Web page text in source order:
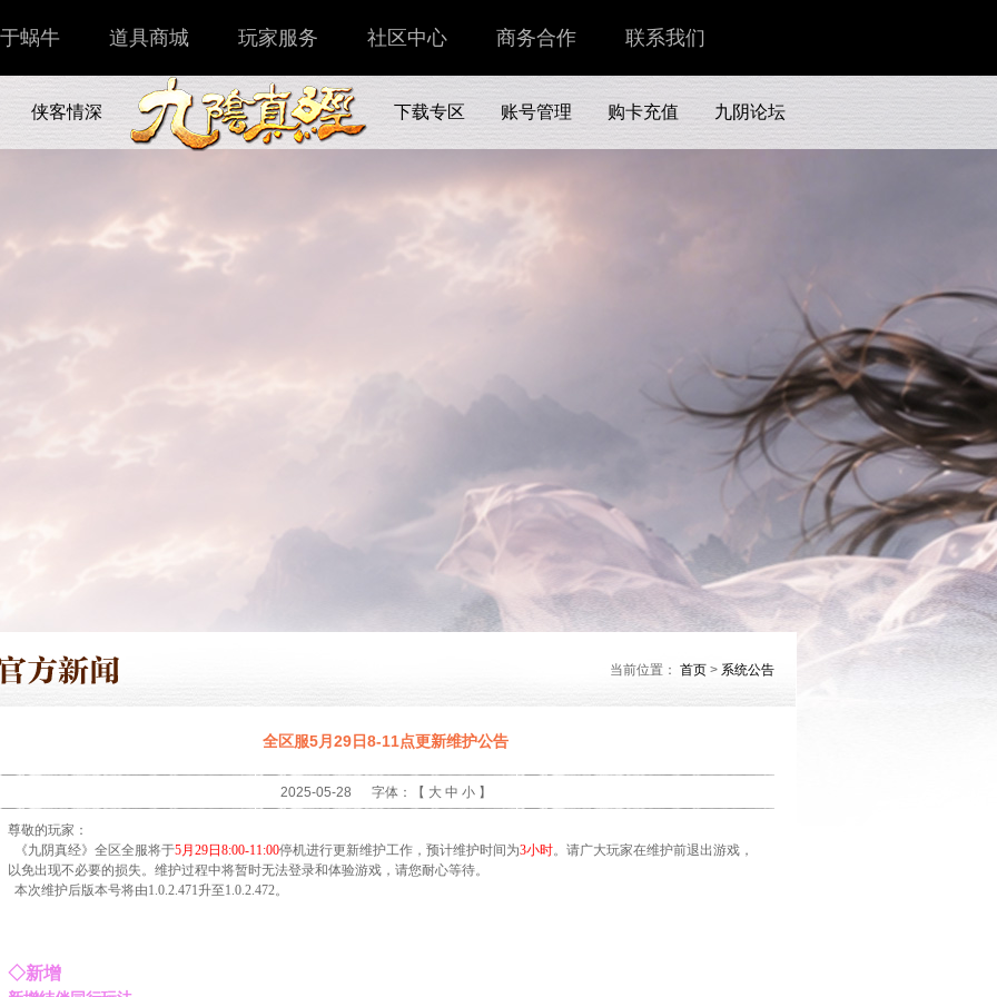
蜗牛 道具商城 玩家服务 社区中心 商务合作 联系我们
侠客情深 下载专区 账号管理 购卡充值 九阴论坛
当前位置： 首页 > 系统公告
全区服5月29日8-11点更新维护公告
2025-05-28 字体：【 大 中 小】
尊敬的玩家：
《九阴真经》全区全服将于5月29日8:00-11:00停机进行更新维护工作，预计维护时间为3小时。请广大玩家在维护前退出游戏，
以免出现不必要的损失。维护过程中将暂时无法登录和体验游戏，请您耐心等待。
本次维护后版本号将由1.0.2.471升至1.0.2.472。
◇新增